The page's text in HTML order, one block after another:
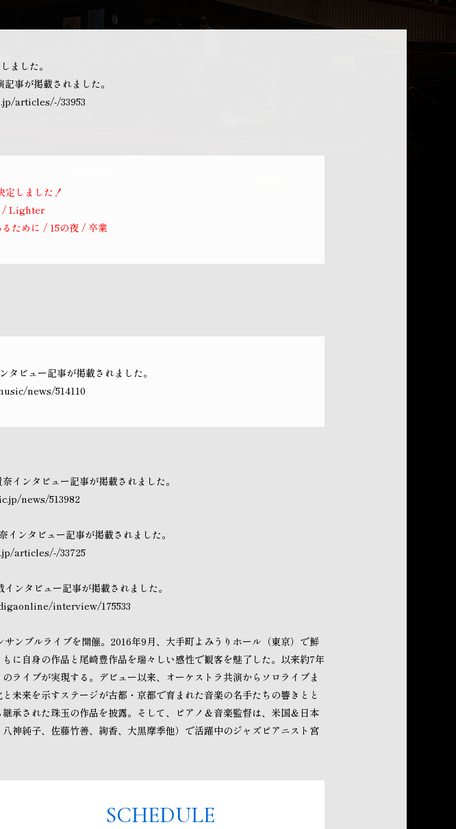
ました。
事が掲載されました。
articles/-/33953
定しました！
/ Lighter
ために / 15の夜 / 卒業
ビュー記事が掲載されました。
news/514110
ンタビュー記事が掲載されました。
news/513982
ンタビュー記事が掲載されました。
articles/-/33725
ンタビュー記事が掲載されました。
interview/175533
ンブルライブを開催。2016年9月、大手町よみうりホール（東京）で鮮
に自身の作品と尾崎豊作品を瑞々しい感性で観客を魅了した。以来約7年
ライブが実現する。デビュー以来、オーケストラ共演からソロライブま
未来を示すステージが古都・京都で育まれた音楽の名手たちの響きとと
承された珠玉の作品を披露。そして、ピアノ＆音楽監督は、米国＆日本
神純子、佐藤竹善、絢香、大黒摩季他）で活躍中のジャズピアニスト宮
SCHEDULE